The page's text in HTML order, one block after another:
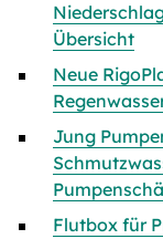
Übersicht
Neue
Jung
Flutbox für